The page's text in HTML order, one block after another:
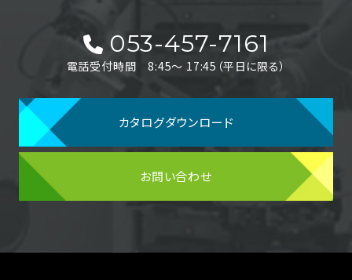
053-457-7161
電話受付時間 8:45〜 17:45（平日に限る）
カタログダウンロード
お問い合わせ